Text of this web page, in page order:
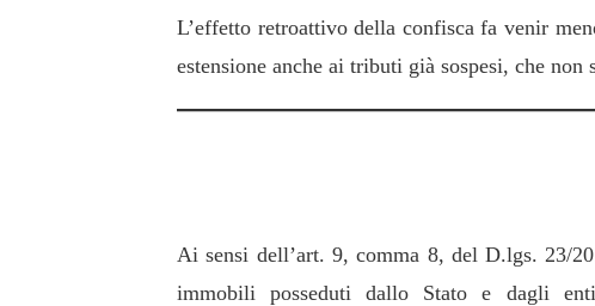
L’effetto retroattivo della confisca fa venir
estensione anche ai tributi già sospesi, che non
Ai sensi dell’art. 9, comma 8, del D.lgs. 23/
immobili posseduti dallo Stato e dagli